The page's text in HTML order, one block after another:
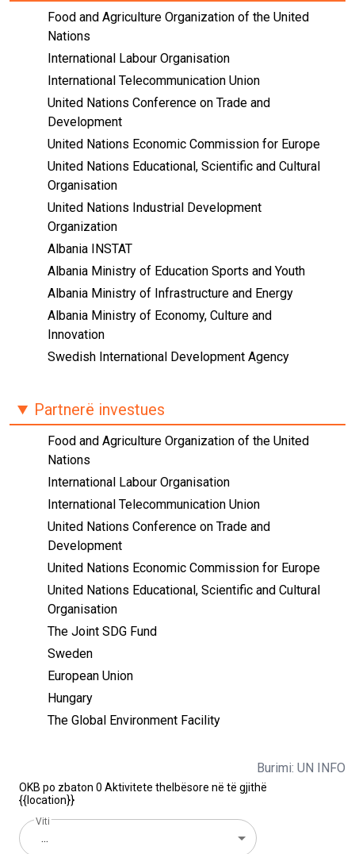
Food and Agriculture Organization of the United
Nations
International Labour Organisation
International Telecommunication Union
United Nations Conference on Trade and
Development
United Nations Economic Commission for Europe
United Nations Educational, Scientific and Cultural
Organisation
United Nations Industrial Development
Organization
Albania INSTAT
Albania Ministry of Education Sports and Youth
Albania Ministry of Infrastructure and Energy
Albania Ministry of Economy, Culture and
Innovation
Swedish International Development Agency
Partnerë investues
Food and Agriculture Organization of the United
Nations
International Labour Organisation
International Telecommunication Union
United Nations Conference on Trade and
Development
United Nations Economic Commission for Europe
United Nations Educational, Scientific and Cultural
Organisation
The Joint SDG Fund
Sweden
European Union
Hungary
The Global Environment Facility
Burimi: UN INFO
OKB po zbaton 0 Aktivitete thelbësore në të gjithë
{{location}}
Viti
...